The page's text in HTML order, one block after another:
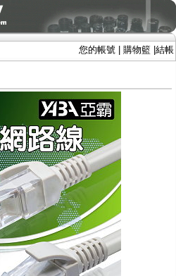
您的帳號 購物籃 結帳
騎樓、室內外)
，紅外線照射